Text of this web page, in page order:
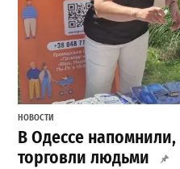
НОВОСТИ
В Одессе напомнили,
торговли людьми